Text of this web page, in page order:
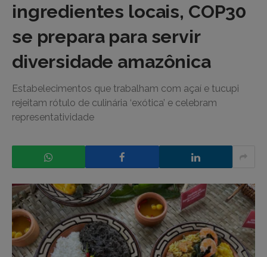
ingredientes locais, COP30
se prepara para servir
diversidade amazônica
Estabelecimentos que trabalham com açaí e tucupi
rejeitam rótulo de culinária ‘exótica’ e celebram
representatividade